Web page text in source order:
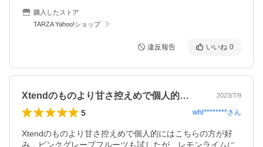
購入したストア
TARZA Yahoo!ショップ
違反報告 いいね 0
Xtendのものより甘さ控えめで個人的… 2023/7/9
5 whl********さん
Xtendのものより甘さ控えめで個人的にはこちらの方が好
み．ピンクグレープフルーツも試したが、レモンライムに